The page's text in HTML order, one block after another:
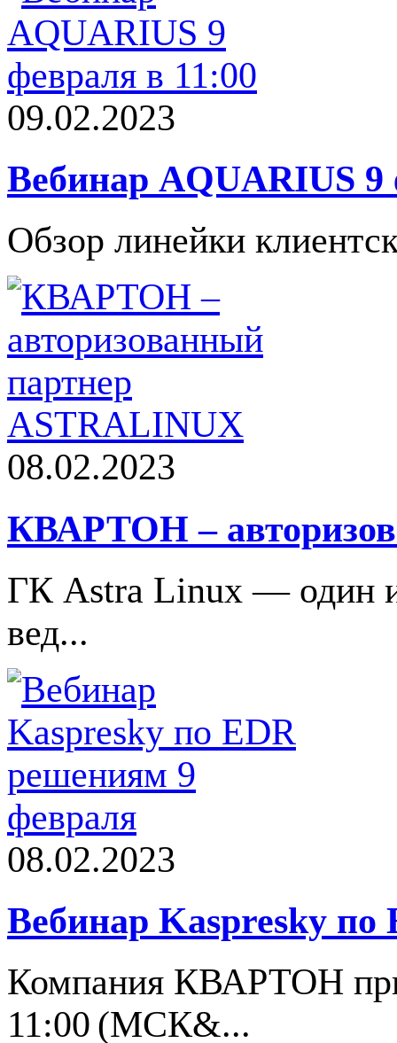
09.02.2023
Вебинар AQUARIUS 9
Обзор линейки
08.02.2023
КВАРТОН –
ГК Astra Linux — один
вед...
08.02.2023
Вебинар Kaspresky
Компания КВАРТОН
11:00 (МСК&...